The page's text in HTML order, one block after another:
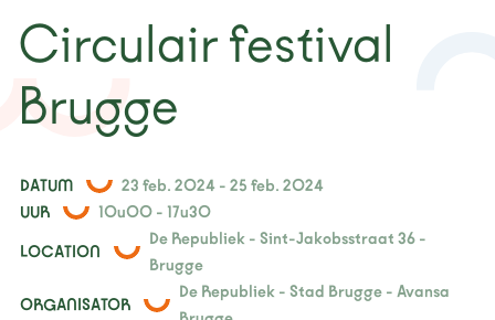
nieuws
contact
Circulair festival
Brugge
DATUM
23 feb. 2024 - 25 feb. 2024
UUR
10u00 - 17u30
LOCATION
De Republiek - Sint-Jakobsstraat 36 -
Brugge
ORGANISATOR
De Republiek - Stad Brugge - Avansa